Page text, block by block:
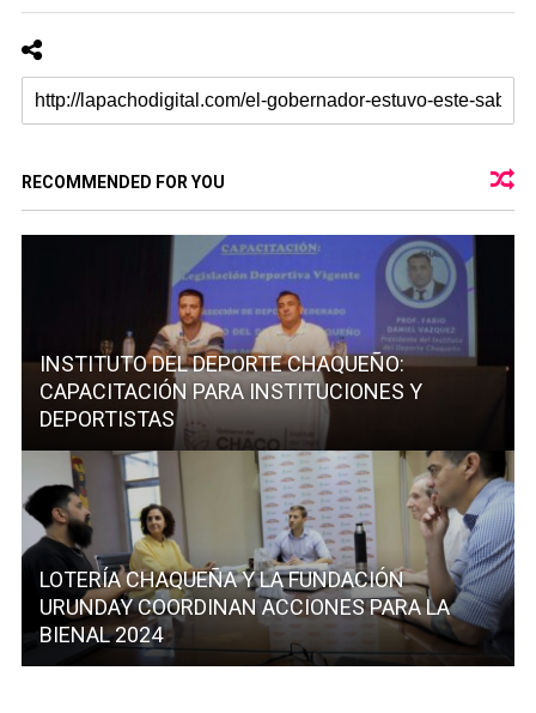
RECOMMENDED FOR YOU
INSTITUTO DEL DEPORTE CHAQUEÑO:
CAPACITACIÓN PARA INSTITUCIONES Y
DEPORTISTAS
LOTERÍA CHAQUEÑA Y LA FUNDACIÓN
URUNDAY COORDINAN ACCIONES PARA LA
BIENAL 2024